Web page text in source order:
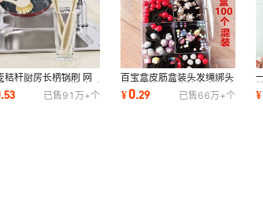
秸秆厨房长柄锅刷 网
刷不沾油尼龙丝洗碗刷
地摊货源
.53 已售91万+个
百宝盒皮筋盒装头发绳绑头
发小皮筋可爱皮筋义乌地摊
百货一元饰品
¥0.29 已售66万+个 ¥